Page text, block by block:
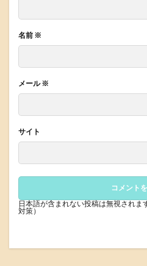
名前 ※
メール※
サイト
日本語が含まれない投稿は無視され
対策）